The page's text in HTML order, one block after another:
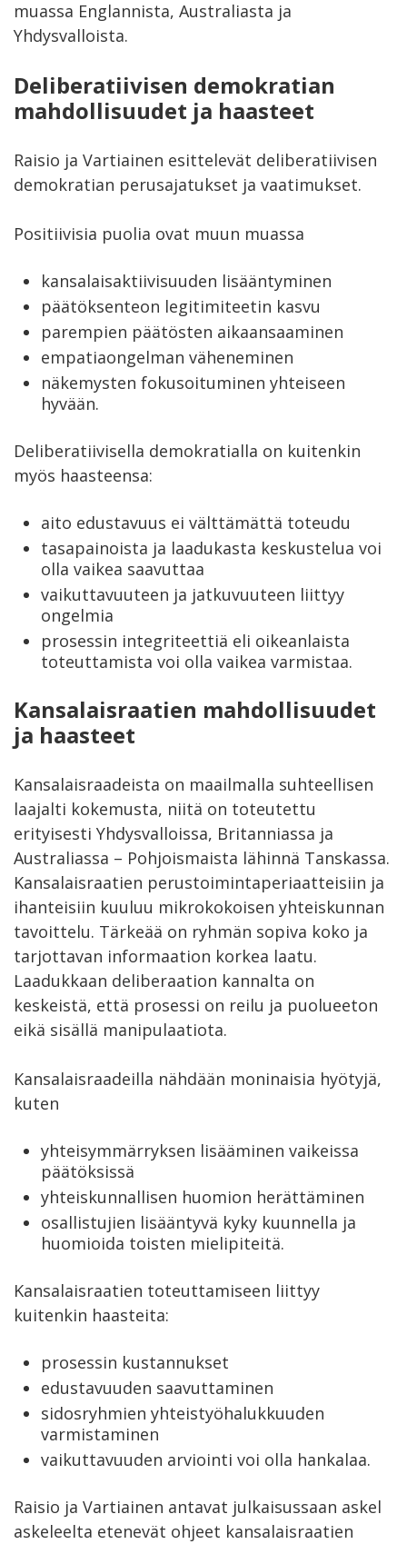
muassa Englannista, Australiasta ja
Yhdysvalloista.
Deliberatiivisen demokratian
mahdollisuudet ja haasteet
Raisio ja Vartiainen esittelevät deliberatiivisen
demokratian perusajatukset ja vaatimukset.
Positiivisia puolia ovat muun muassa
kansalaisaktiivisuuden lisääntyminen
päätöksenteon legitimiteetin kasvu
parempien päätösten aikaansaaminen
empatiaongelman väheneminen
näkemysten fokusoituminen yhteiseen
hyvään.
Deliberatiivisella demokratialla on kuitenkin
myös haasteensa:
aito edustavuus ei välttämättä toteudu
tasapainoista ja laadukasta keskustelua voi
olla vaikea saavuttaa
vaikuttavuuteen ja jatkuvuuteen liittyy
ongelmia
prosessin integriteettiä eli oikeanlaista
toteuttamista voi olla vaikea varmistaa.
Kansalaisraatien mahdollisuudet
ja haasteet
Kansalaisraadeista on maailmalla suhteellisen
laajalti kokemusta, niitä on toteutettu
erityisesti Yhdysvalloissa, Britanniassa ja
Australiassa – Pohjoismaista lähinnä Tanskassa.
Kansalaisraatien perustoimintaperiaatteisiin ja
ihanteisiin kuuluu mikrokokoisen yhteiskunnan
tavoittelu. Tärkeää on ryhmän sopiva koko ja
tarjottavan informaation korkea laatu.
Laadukkaan deliberaation kannalta on
keskeistä, että prosessi on reilu ja puolueeton
eikä sisällä manipulaatiota.
Kansalaisraadeilla nähdään moninaisia hyötyjä,
kuten
yhteisymmärryksen lisääminen vaikeissa
päätöksissä
yhteiskunnallisen huomion herättäminen
osallistujien lisääntyvä kyky kuunnella ja
huomioida toisten mielipiteitä.
Kansalaisraatien toteuttamiseen liittyy
kuitenkin haasteita:
prosessin kustannukset
edustavuuden saavuttaminen
sidosryhmien yhteistyöhalukkuuden
varmistaminen
vaikuttavuuden arviointi voi olla hankalaa.
Raisio ja Vartiainen antavat julkaisussaan askel
askeleelta etenevät ohjeet kansalaisraatien